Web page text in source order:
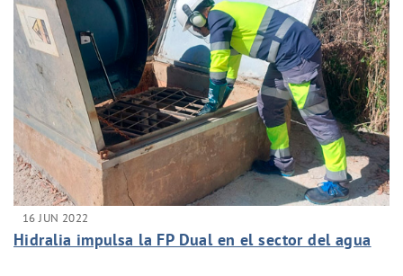
16 JUN 2022
Hidralia impulsa la FP Dual en el sector del agua